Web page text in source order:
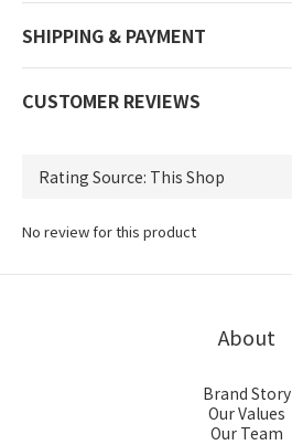
SHIPPING & PAYMENT
CUSTOMER REVIEWS
No review for this product
About
Brand Story
Our Values
Our Team